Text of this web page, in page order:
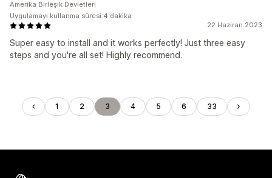
22 Haziran 2023
Super easy to install and it works perfectly! Just three easy
steps and you're all set! Highly recommend.
Amerika Birleşik Devletleri
Uygulamayı kullanma süresi:4 dakika
1 2 3 4 5 6 33